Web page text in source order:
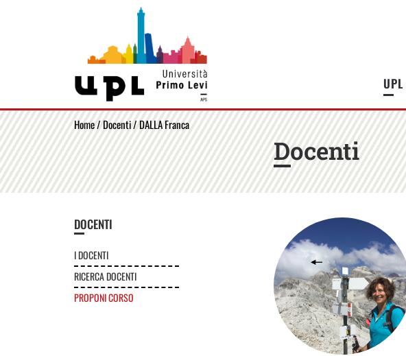
UPL
Home/Docenti/ DALLA Franca
Docenti
DOCENTI
I DOCENTI
RICERCA DOCENTI
PROPONI CORSO